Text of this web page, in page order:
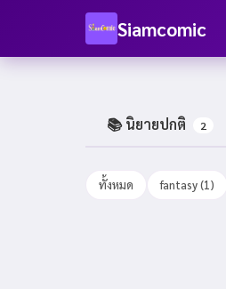
Siamcomic
📚 นิยายปกติ 2
ทั้งหมด fantasy (1)